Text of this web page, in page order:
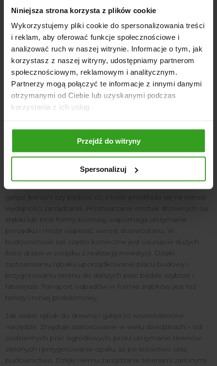
Niniejsza strona korzysta z plików cookie
Wykorzystujemy pliki cookie do spersonalizowania treści
i reklam, aby oferować funkcje społecznościowe i
analizować ruch w naszej witrynie. Informacje o tym, jak
korzystasz z naszej witryny, udostępniamy partnerom
społecznościowym, reklamowym i analitycznym.
Partnerzy mogą połączyć te informacje z innymi danymi
otrzymanymi od Ciebie lub uzyskanymi podczas
korzystania z ich usług.
Przejdź do witryny
Spersonalizuj
pozwala uniknąć marnowania odpadów drzewnych
powstałych podczas prac ogrodowych i wykorzystać je jako
źródło ciepła w sezonie grzewczym. Jest to więc rozwiązanie
jest zarówno ekonomiczne, jak i ekologiczne. Zwłaszcza, że
drewno jest surowcem odnawialnym, a jego spalanie w
nowoczesnych piecach jest dla klimatu znacznie mniej
szkodliwe niż użycie paliw kopalnych.
Rębaki do drewna i gałęzi w pracach
Rębak bębnowy do drewna znajduje również zastosowanie
w pracach budowlanych i leśnych. Podczas wycinki drzew i
transport czy utylizacja w nierozdrobnionej formie sprawia
gałęzi, korzeni czy pędów, co z kolei przekłada się na wzrost
wydajności zarządzania. Przetwarzanie resztek drzewnych na
zrębki lub inne formy biomasy wspomaga utrzymanie
porządku i może wspierać wzrost drzewostanu. W
budownictwie zaś często konieczne jest usunięcie dużych
ilości drzew w związku z realizacją inwestycji. Dzięki
zastosowaniu rębaka uporządkowanie placu budowy i
przygotowaniu terenu do dalszych prac będzie szybsze i
łatwiejsze. Transport odpadów w formie zrębków jest też
tańszy i mniej problemowy.
Jak widać rębak do drewna i gałęzi to wszechstronne
narzędzie. Znajduje zastosowanie w wielu dziedzinach – od
codziennych prac ogrodowych, przez utrzymanie terenów
zielonych i przygotowanie opału, aż po leśnictwo oraz
budownictwo. Dzięki niemu zarządzanie terenami zielonymi